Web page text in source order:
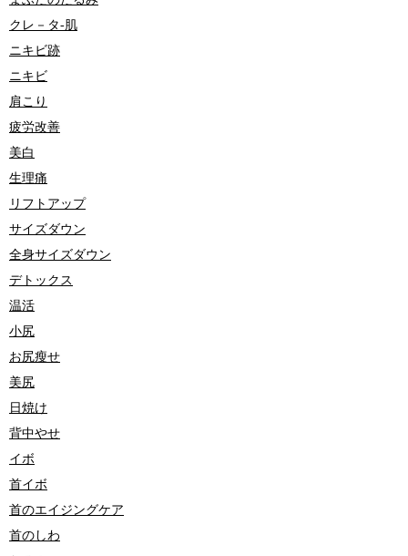
クレ－タ-肌
ニキビ跡
ニキビ
肩こり
疲労改善
美白
生理痛
リフトアップ
サイズダウン
全身サイズダウン
デトックス
温活
小尻
お尻瘦せ
美尻
日焼け
背中やせ
イボ
首イボ
首のエイジングケア
首のしわ